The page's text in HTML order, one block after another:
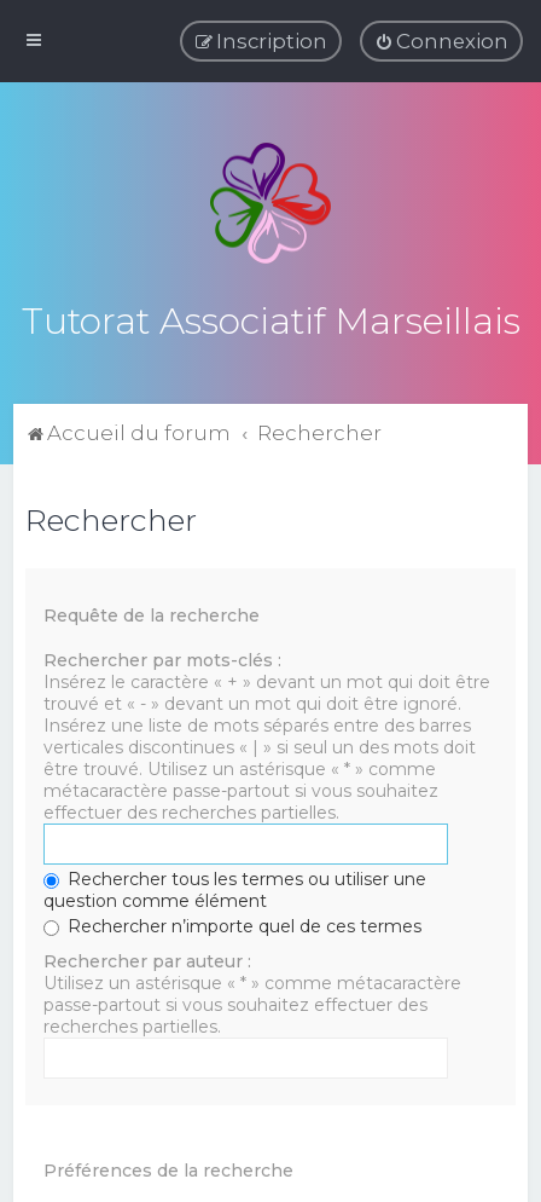
Connexion
Inscription
Tutorat Associatif Marseillais
Accueil du forum Rechercher
Rechercher
Requête de la recherche
Rechercher par mots-clés :
Insérez le caractère « + » devant un mot qui doit être
trouvé et « - » devant un mot qui doit être ignoré.
Insérez une liste de mots séparés entre des barres
verticales discontinues « | » si seul un des mots doit
être trouvé. Utilisez un astérisque « * » comme
métacaractère passe-partout si vous souhaitez
effectuer des recherches partielles.
Rechercher tous les termes ou utiliser une
question comme élément
Rechercher n’importe quel de ces termes
Rechercher par auteur :
Utilisez un astérisque « * » comme métacaractère
passe-partout si vous souhaitez effectuer des
recherches partielles.
Préférences de la recherche